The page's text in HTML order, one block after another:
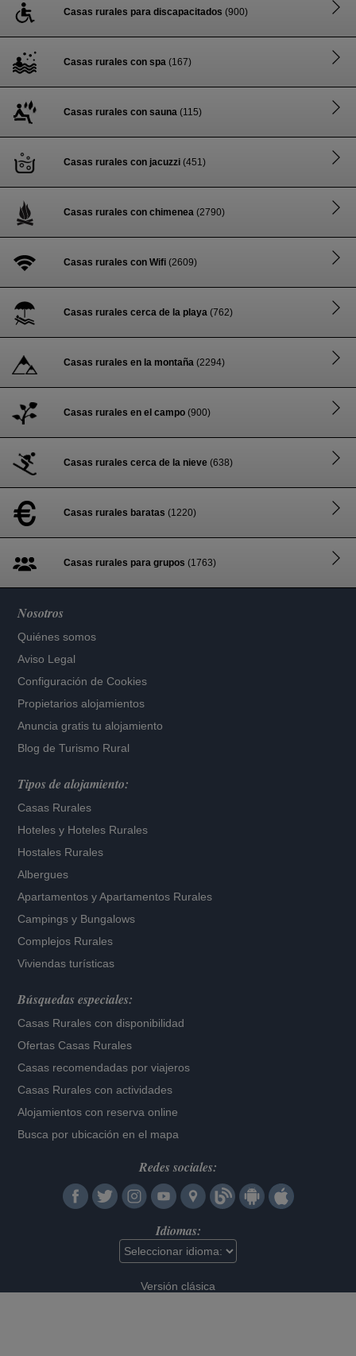
Casas rurales para discapacitados (900)
Casas rurales con spa (167)
Casas rurales con sauna (115)
Casas rurales con jacuzzi (451)
Casas rurales con chimenea (2790)
Casas rurales con Wifi (2609)
Casas rurales cerca de la playa (762)
Casas rurales en la montaña (2294)
Casas rurales en el campo (900)
Casas rurales cerca de la nieve (638)
Casas rurales baratas (1220)
Casas rurales para grupos (1763)
Nosotros
Quiénes somos
Aviso Legal
Configuración de Cookies
Propietarios alojamientos
Anuncia gratis tu alojamiento
Blog de Turismo Rural
Tipos de alojamiento:
Casas Rurales
Hoteles y Hoteles Rurales
Hostales Rurales
Albergues
Apartamentos yApartamentos Rurales
Campings y Bungalows
Complejos Rurales
Viviendas turísticas
Búsquedas especiales:
Casas Rurales con disponibilidad
Ofertas Casas Rurales
Casas recomendadas por viajeros
Casas Rurales con actividades
Alojamientos con reserva online
Busca por ubicación en el mapa
Redes sociales:
Idiomas:
Versión clásica